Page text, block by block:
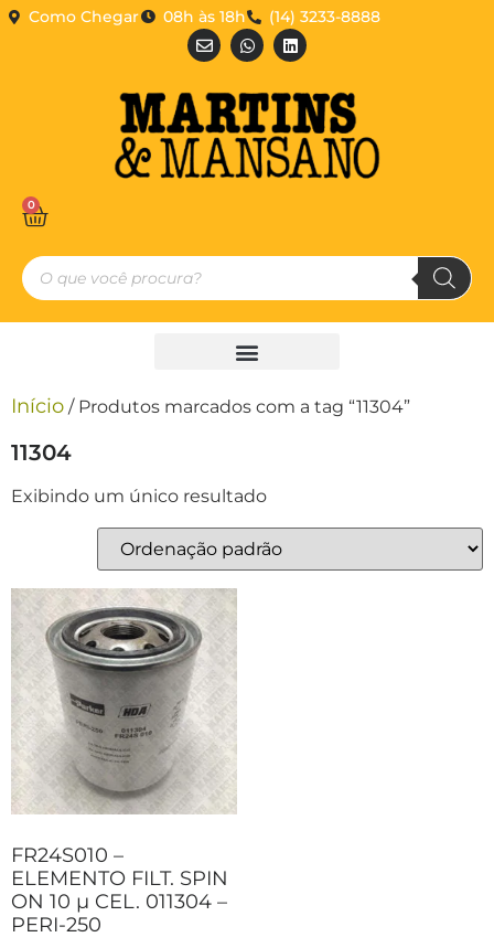
Como Chegar 08h às 18h (14) 3233-8888
0
Início / Produtos marcados com a tag “11304”
11304
Exibindo um único resultado
FR24S010 –
ELEMENTO FILT. SPIN
ON 10 µ CEL. 011304 –
PERI-250